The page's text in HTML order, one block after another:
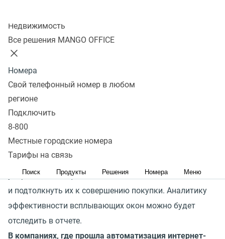
Недвижимость
Все решения MANGO OFFICE
Номера
Свой телефонный номер в любом
регионе
Подключить
8-800
Местные городские номера
Тарифы на связь
Поиск Продукты Решения Номера Меню
маркетинга
Ловец лидов — инструмент, который помогает
дополнительно подстегнуть посетителя сайта
к целевому действию. Он автоматически обращается
к посетителям вашего сайта с помощью
всплывающих окон при определенном событии-
триггере. Например, при просмотре определенных
страниц или если они раньше заходили на сайт
и совершали покупки. Таким образом можно
удержать потенциальных клиентов на сайте
и подтолкнуть их к совершению покупки. Аналитику
эффективности всплывающих окон можно будет
отследить в отчете.
В компаниях, где прошла автоматизация интернет-